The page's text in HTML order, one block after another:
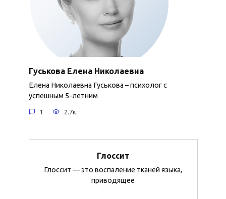
Гуськова Елена Николаевна
Елена Николаевна Гуськова – психолог с
успешным 5-летним
1 2.7к.
Глоссит
Глоссит — это воспаление тканей языка,
приводящее